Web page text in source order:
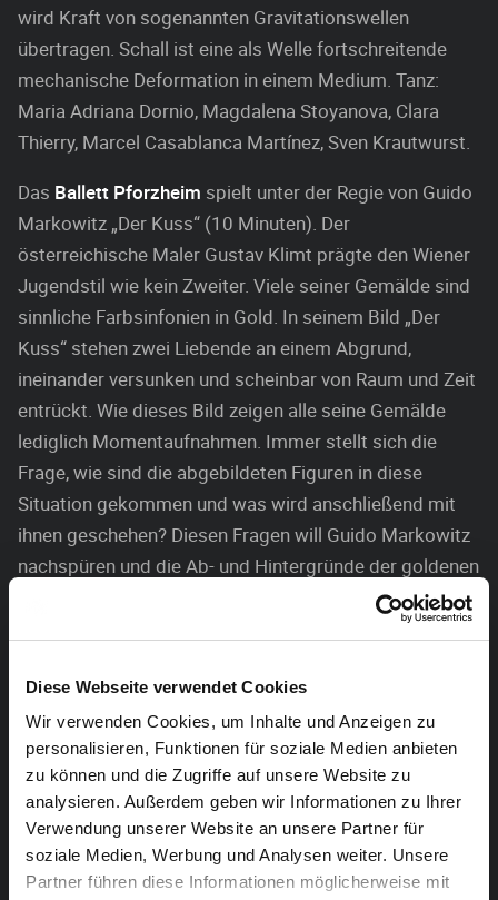
Diese Webseite verwendet Cookies
Wir verwenden Cookies, um Inhalte und Anzeigen zu
personalisieren, Funktionen für soziale Medien anbieten
zu können und die Zugriffe auf unsere Website zu
analysieren. Außerdem geben wir Informationen zu Ihrer
Verwendung unserer Website an unsere Partner für
soziale Medien, Werbung und Analysen weiter. Unsere
Partner führen diese Informationen möglicherweise mit
wird Kraft von sogenannten Gravitationswellen
übertragen. Schall ist eine als Welle fortschreitende
mechanische Deformation in einem Medium. Tanz:
Maria Adriana Dornio, Magdalena Stoyanova, Clara
Thierry, Marcel Casablanca Martínez, Sven Krautwurst.
Das Ballett Pforzheim spielt unter der Regie von Guido
Markowitz „Der Kuss“ (10 Minuten). Der
österreichische Maler Gustav Klimt prägte den Wiener
Jugendstil wie kein Zweiter. Viele seiner Gemälde sind
sinnliche Farbsinfonien in Gold. In seinem Bild „Der
Kuss“ stehen zwei Liebende an einem Abgrund,
ineinander versunken und scheinbar von Raum und Zeit
entrückt. Wie dieses Bild zeigen alle seine Gemälde
lediglich Momentaufnahmen. Immer stellt sich die
Frage, wie sind die abgebildeten Figuren in diese
Situation gekommen und was wird anschließend mit
ihnen geschehen? Diesen Fragen will Guido Markowitz
nachspüren und die Ab- und Hintergründe der goldenen
Fassade dieser Bilder entdecken. Als Grundlage dient
die postromantische Musik von Sven Helbig gepaart
Tanz Bielefeld
nimmt sich in ihrem 15-minütigen Stück
„Romeo und Julia“ des wohl bekanntesten
Liebespaares der Welt an. William Shakespeares
Tragödie inspirierte seit jeher die unterschiedlichsten
Künste. Chefchoreograf Simone Sandroni spürt
tänzerisch der schicksalhaften Liebes- und